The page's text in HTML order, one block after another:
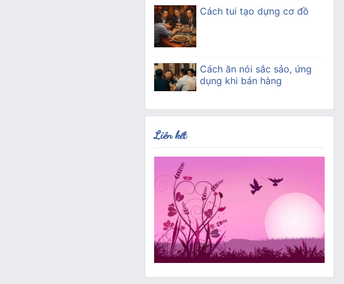
Cách tui tạo dựng cơ đồ
Cách ăn nói sắc sảo, ứng
dụng khi bán hàng
Liên kết